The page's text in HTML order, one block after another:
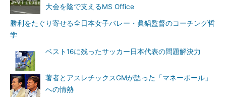
大会を陰で支えるMS Office
勝利をたぐり寄せる全日本女子バレー・眞鍋監督のコーチング哲
学
ベスト16に残ったサッカー日本代表の問題解決力
著者とアスレチックスGMが語った「マネーボール」
への情熱